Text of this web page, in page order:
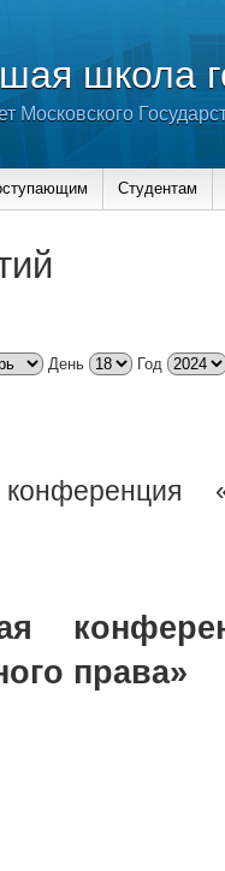
школа
Московского
Студентам
День Год
права»